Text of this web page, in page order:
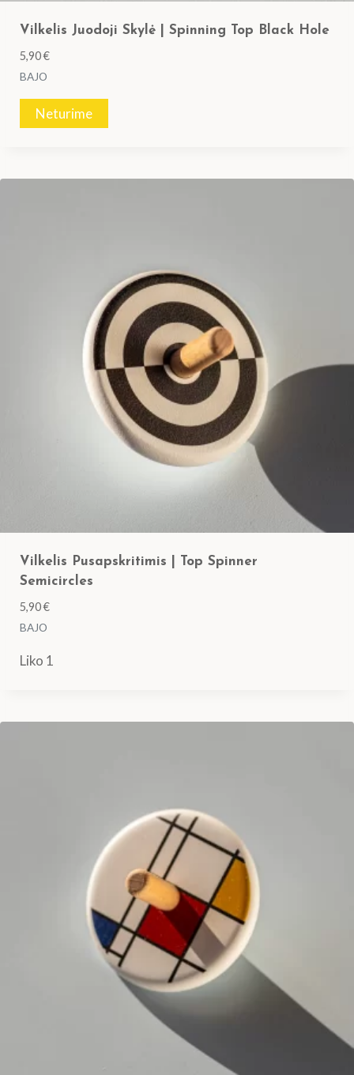
Vilkelis Juodoji Skylė | Spinning Top Black Hole
5,90€
BAJO
Neturime
Vilkelis Pusapskritimis | Top Spinner
Semicircles
5,90€
BAJO
Liko 1